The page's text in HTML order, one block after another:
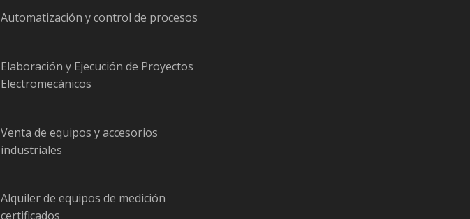
Automatización y control de procesos
Elaboración y Ejecución de Proyectos
Electromecánicos
Venta de equipos y accesorios
industriales
Alquiler de equipos de medición
certificados